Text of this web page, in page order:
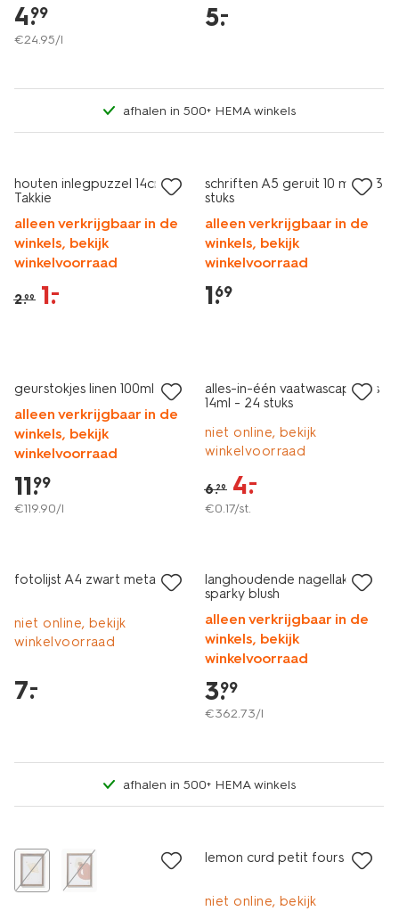
4.
99
€24.95/l
5.
–
afhalen in 500+ HEMA winkels
houten inlegpuzzel 14cm
Takkie
alleen verkrijgbaar in de
winkels, bekijk
winkelvoorraad
2.99 1.
–
schriften A5 geruit 10 mm - 3
stuks
alleen verkrijgbaar in de
winkels, bekijk
winkelvoorraad
1.
69
geurstokjes linen 100ml
alleen verkrijgbaar in de
winkels, bekijk
winkelvoorraad
11.
99
€119.90/l
alles-in-één vaatwascapsules
14ml - 24 stuks
niet online, bekijk
winkelvoorraad
6.29 4.
–
€0.17/st.
fotolijst A4 zwart metaal
niet online, bekijk
winkelvoorraad
7.
–
vegan
langhoudende nagellak 106
sparky blush
alleen verkrijgbaar in de
winkels, bekijk
winkelvoorraad
3.
99
€362.73/l
afhalen in 500+ HEMA winkels
lemon curd petit fours
niet online, bekijk